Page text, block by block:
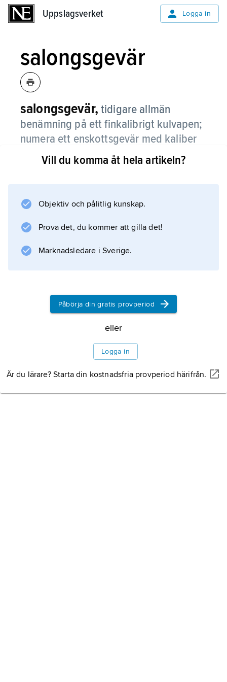
Uppslagsverket Logga in
salongsgevär
salongsgevär, tidigare allmän
benämning på ett finkalibrigt kulvapen;
numera ett enskottsgevär med kaliber
5,6 mm och med en vikt som i
originalutförande understiger 2,5 kg.
Information om artikeln
Vill du komma åt hela artikeln?
Objektiv och pålitlig kunskap.
Prova det, du kommer att gilla det!
Marknadsledare i Sverige.
Påbörja din gratis provperiod
eller
Logga in
Är du lärare? Starta din kostnadsfria provperiod härifrån.